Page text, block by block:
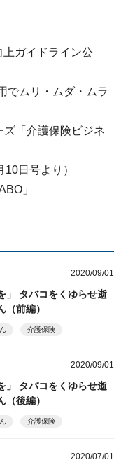
ガイドライン公
ムリ・ムダ・ムラ
「介護保険ビジネ
日号より）
」
2020/09/01
」 タバコをくゆらせ逝
（前編）
介護保険
2020/09/01
」 タバコをくゆらせ逝
（後編）
介護保険
2020/07/01